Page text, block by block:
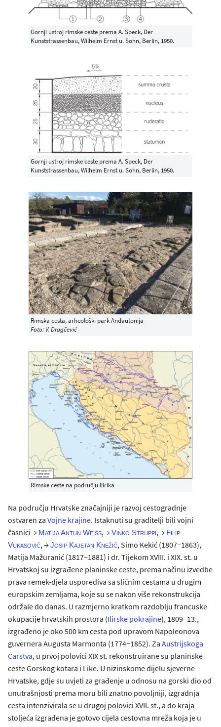
Gornji ustroj rimske ceste prema A. Speck, Der
Kunststrassenbau, Wilhelm Ernst u. Sohn, Berlin, 1950.
Gornji ustroj rimske ceste prema A. Speck, Der
Kunststrassenbau, Wilhelm Ernst u. Sohn, Berlin, 1950.
Rimska cesta, arheološki park Andautonija
Foto: V. Dragčević
Rimske ceste na području Ilirika
Na području Hrvatske značajniji je razvoj cestogradnje
ostvaren za Vojne krajine. Istaknuti su graditelji bili vojni
časnici → Matija Antun Weiss, →Vinko Struppi, → Filip
Vukasović, →Josip Kajetan Knežić, Simo Kekić (1807−1863),
Matija Mažuranić (1817−1881) i dr. Tijekom XVIII. i XIX. st. u
Hrvatskoj su izgrađene planinske ceste, prema načinu izvedbe
prava remek-djela usporediva sa sličnim cestama u drugim
europskim zemljama, koje su se nakon više rekonstrukcija
održale do danas. U razmjerno kratkom razdoblju francuske
okupacije hrvatskih prostora (Ilirske pokrajine), 1809−13.,
izgrađeno je oko 500 km cesta pod upravom Napoleonova
guvernera Augusta Marmonta (1774−1852). Za Austrijskoga
Carstva, u prvoj polovici XIX st. rekonstruirane su planinske
ceste Gorskog kotara i Like. U nizinskome dijelu sjeverne
Hrvatske, gdje su uvjeti za građenje u odnosu na gorski dio od
unutrašnjosti prema moru bili znatno povoljniji, izgradnja
cesta intenzivirala se u drugoj polovici XVII. st., a do kraja
stoljeća izgrađena je gotovo cijela cestovna mreža koja je u